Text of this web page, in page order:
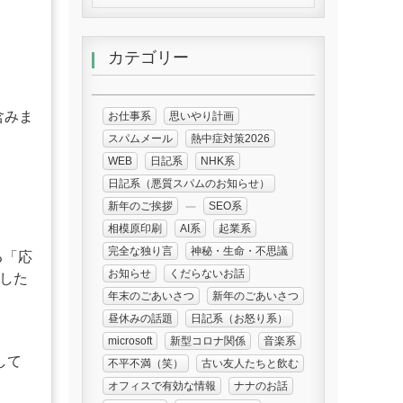
ま
「応
た
て
カテゴリー
お仕事系
思いやり計画
スパムメール
熱中症対策2026
WEB
日記系
NHK系
日記系（悪質スパムのお知らせ）
新年のご挨拶
SEO系
相模原印刷
AI系
起業系
完全な独り言
神秘・生命・不思議
お知らせ
くだらないお話
年末のごあいさつ
新年のごあいさつ
昼休みの話題
日記系（お怒り系）
microsoft
新型コロナ関係
音楽系
不平不満（笑）
古い友人たちと飲む
オフィスで有効な情報
ナナのお話